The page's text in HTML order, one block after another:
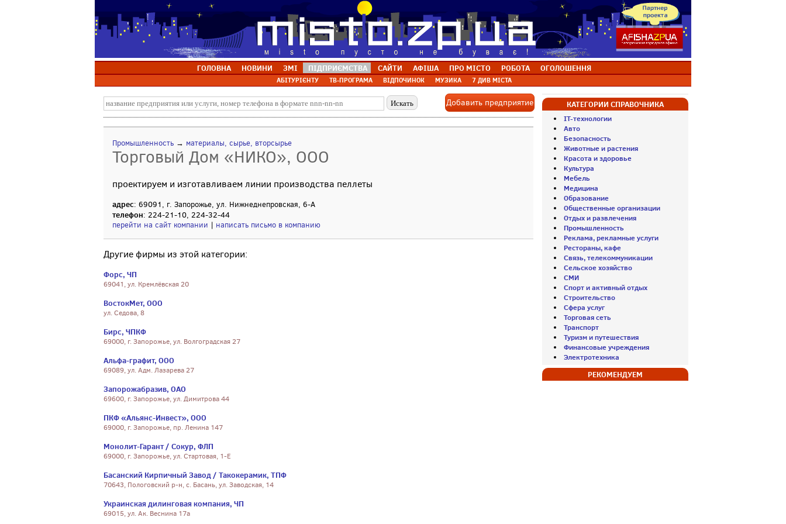
ГОЛОВНА НОВИНИ ЗМІ ПІДПРИЄМСТВА САЙТИ АФІША ПРО МІСТО РОБОТА ОГОЛОШЕННЯ
АБІТУРІЄНТУ ТВ-ПРОГРАМА ВІДПОЧИНОК МУЗИКА 7 ДИВ МІСТА
Добавить предприятие
Промышленность → материалы, сырье, вторсырье
Торговый Дом «НИКО», ООО
проектируем и изготавливаем линии производства пеллеты
адрес: 69091, г. Запорожье, ул. Нижнеднепровская, 6-А
телефон: 224-21-10, 224-32-44
перейти на сайт компании | написать письмо в компанию
Другие фирмы из этой категории:
Форс, ЧП
69041, ул. Кремлёвская 20
ВостокМет, ООО
ул. Седова, 8
Бирс, ЧПКФ
69000, г. Запорожье, ул. Волгоградская 27
Альфа-графит, ООО
69089, ул. Адм. Лазарева 27
Запорожабразив, ОАО
69600, г. Запорожье, ул. Димитрова 44
ПКФ «Альянс-Инвест», ООО
69000, г. Запорожье, пр. Ленина 147
Монолит-Гарант / Сокур, ФЛП
69000, г. Запорожье, ул. Стартовая, 1-Е
Басанский Кирпичный Завод / Такокерамик, ТПФ
70643, Пологовский р-н, с. Басань, ул. Заводская, 14
Украинская дилинговая компания, ЧП
69015, ул. Ак. Веснина 17а
КАТЕГОРИИ СПРАВОЧНИКА
IT-технологии
Авто
Безопасность
Животные и растения
Красота и здоровье
Культура
Мебель
Медицина
Образование
Общественные организации
Отдых и развлечения
Промышленность
Реклама, рекламные услуги
Рестораны, кафе
Связь, телекоммуникации
Сельское хозяйство
СМИ
Спорт и активный отдых
Строительство
Сфера услуг
Торговая сеть
Транспорт
Туризм и путешествия
Финансовые учреждения
Электротехника
РЕКОМЕНДУЕМ